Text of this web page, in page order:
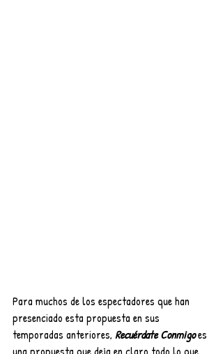
Para muchos de los espectadores que han
presenciado esta propuesta en sus
temporadas anteriores, Recuérdate Conmigo es